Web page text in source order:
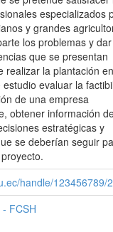
especializados
y grandes
los problemas y dar
que se presentan
realizar la plantación
evaluar la
de una empresa
obtener información
estratégicas y
se deberían seguir
handle/123456789/
FCSH